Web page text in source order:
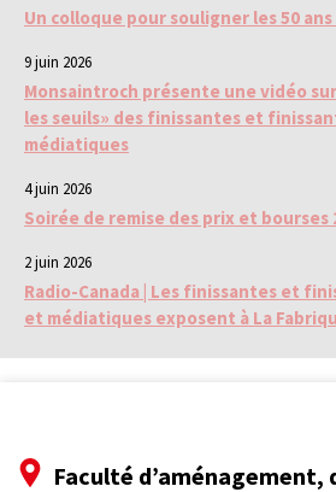
Un colloque pour souligner les 50 ans
9 juin 2026
Monsaintroch présente une vidéo
les seuils» des finissantes et
médiatiques
4 juin 2026
Soirée de remise des prix et bourses
2 juin 2026
Radio-Canada | Les finissantes et
et médiatiques exposent à La
Faculté d’aménagement,